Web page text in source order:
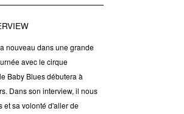
nouveau dans une grande
avec le cirque
Baby Blues débutera à
Dans son interview, il nous
et sa volonté d'aller de